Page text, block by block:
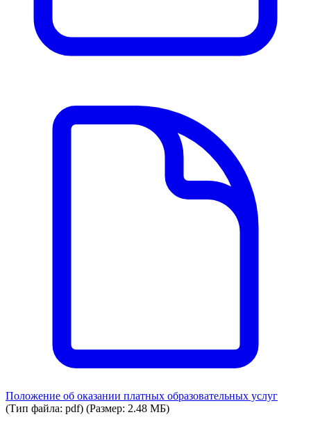
Положение об оказании платных образовательных услуг
(Тип файла: pdf) (Размер: 2.48 МБ)